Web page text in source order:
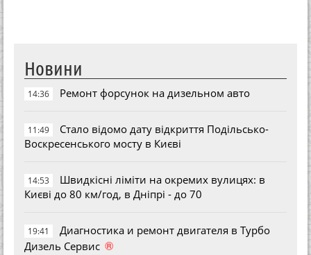
Новини
14:36 Ремонт форсунок на дизельном авто
11:49
Стало відомо дату відкриття Подільсько-
Воскресенського мосту в Києві
14:53
Швидкісні ліміти на окремих вулицях: в
Києві до 80 км/год, в Дніпрі - до 70
19:41
Диагностика и ремонт двигателя в Турбо
Дизель Сервис ®